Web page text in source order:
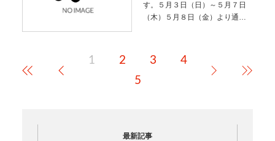
す。５月３日（日）～５月７日
（木）５月８日（金）より通常
どよろしくお願い申し上げま
す。…
1 2 3
4
5
最新記事